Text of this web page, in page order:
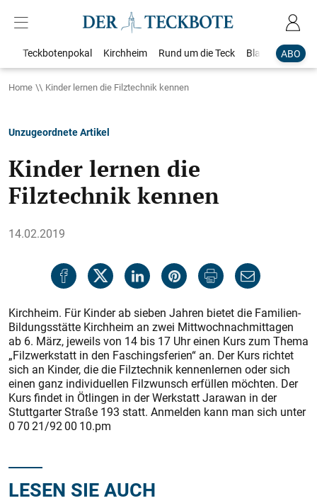
ABO
Teckbotenpokal Kirchheim Rund um die Teck Blaulicht
Home Kinder lernen die Filztechnik kennen
Unzugeordnete Artikel
Kinder lernen die
Filztechnik kennen
14.02.2019
Kirchheim. Für Kinder ab sieben Jahren bietet die Familien-
Bildungsstätte Kirchheim an zwei Mittwochnachmittagen
ab 6. März, jeweils von 14 bis 17 Uhr einen Kurs zum Thema
„Filzwerkstatt in den Faschingsferien“ an. Der Kurs richtet
sich an Kinder, die die Filztechnik kennenlernen oder sich
einen ganz individuellen Filzwunsch erfüllen möchten. Der
Kurs findet in Ötlingen in der Werkstatt Jarawan in der
Stuttgarter Straße 193 statt. Anmelden kann man sich unter
0 70 21/92 00 10.pm
LESEN SIE AUCH